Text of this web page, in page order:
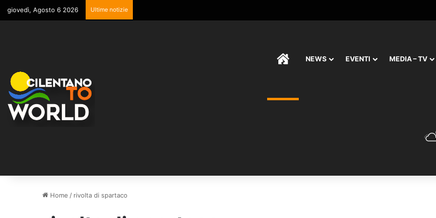
giovedì, Agosto 6 2026 Ultime notizie
HOMENEWS EVENTI MEDIA – TV
Home / rivolta di spartaco